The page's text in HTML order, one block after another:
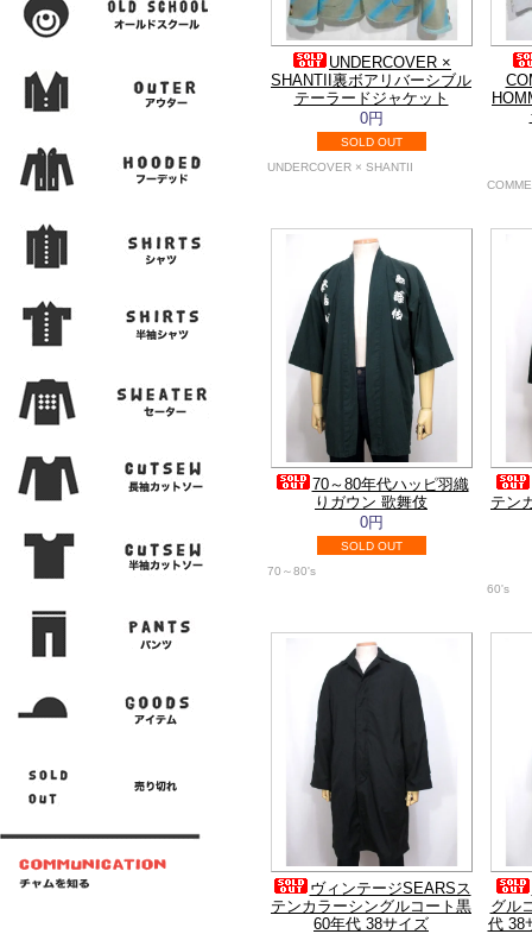
UNDERCOVER ×
SHANTII裏ボアリバーシブル
テーラードジャケット
0円
SOLD OUT
UNDERCOVER × SHANTII
70～80年代ハッピ羽織
りガウン 歌舞伎
0円
SOLD OUT
70～80's
テン
60's
ヴィンテージSEARSス
テンカラーシングルコート黒
60年代 38サイズ
グル
代 38